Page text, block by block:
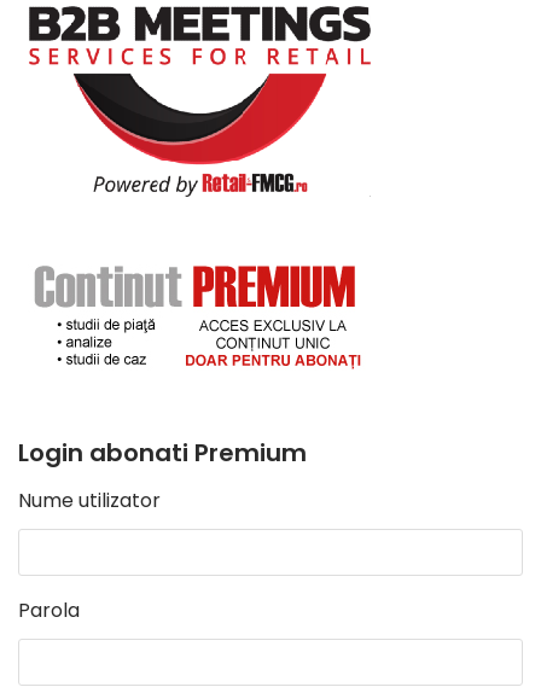
Login abonati Premium
Nume utilizator
Parola